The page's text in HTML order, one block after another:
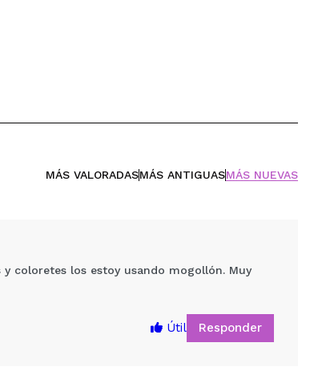
MÁS VALORADASMÁS ANTIGUASMÁS NUEVAS
coloretes los estoy usando mogollón. Muy
Útil Responder